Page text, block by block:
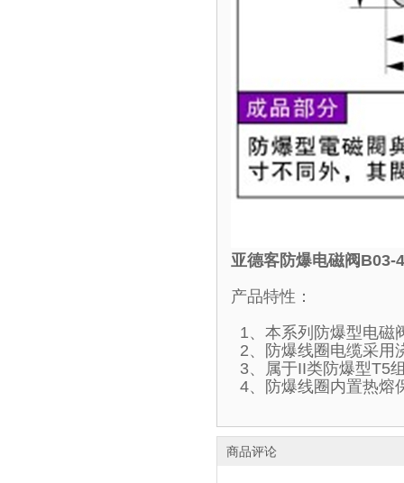
亚德客防爆电磁阀B03-
产品特性：
1、本系列防爆型电磁
2、防爆线圈电缆采用
3、属于II类防爆型T5
4、防爆线圈内置热熔
商品评论